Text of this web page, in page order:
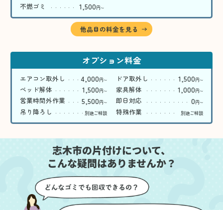
不燃ゴミ 1,500円〜
他品目の料金を見る
オプション料金
エアコン取外し 4,000円〜 ドア取外し 1,500円〜
ベッド解体 1,500円〜 家具解体 1,000円〜
営業時間外作業 5,500円〜 即日対応 0円〜
吊り降ろし 別途ご相談 特殊作業 別途ご相談
志木市の片付けについて、
こんな疑問はありませんか？